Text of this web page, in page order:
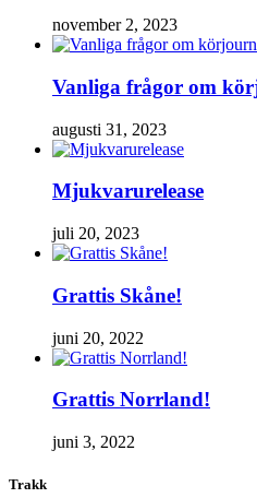
november 2, 2023
Vanliga frågor om
augusti 31, 2023
Mjukvarurelease
juli 20, 2023
Grattis Skåne!
juni 20, 2022
Grattis Norrland!
juni 3, 2022
Trakk